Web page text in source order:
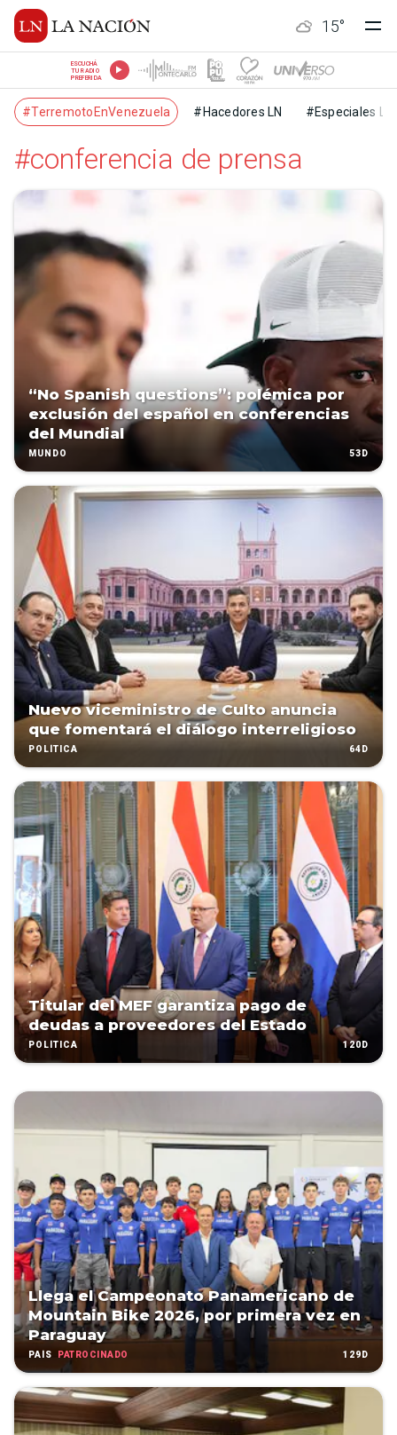
15°
ESCUCHÁ
TU RADIO
PREFERIDA
#TerremotoEnVenezuela #Hacedores LN #Especiales LN
#conferencia de prensa
“No Spanish questions”: polémica por
exclusión del español en conferencias
del Mundial
MUNDO 53D
Nuevo viceministro de Culto anuncia
que fomentará el diálogo interreligioso
POLÍTICA 64D
Titular del MEF garantiza pago de
deudas a proveedores del Estado
POLÍTICA 120D
Llega el Campeonato Panamericano de
Mountain Bike 2026, por primera vez en
Paraguay
PAÍS PATROCINADO 129D